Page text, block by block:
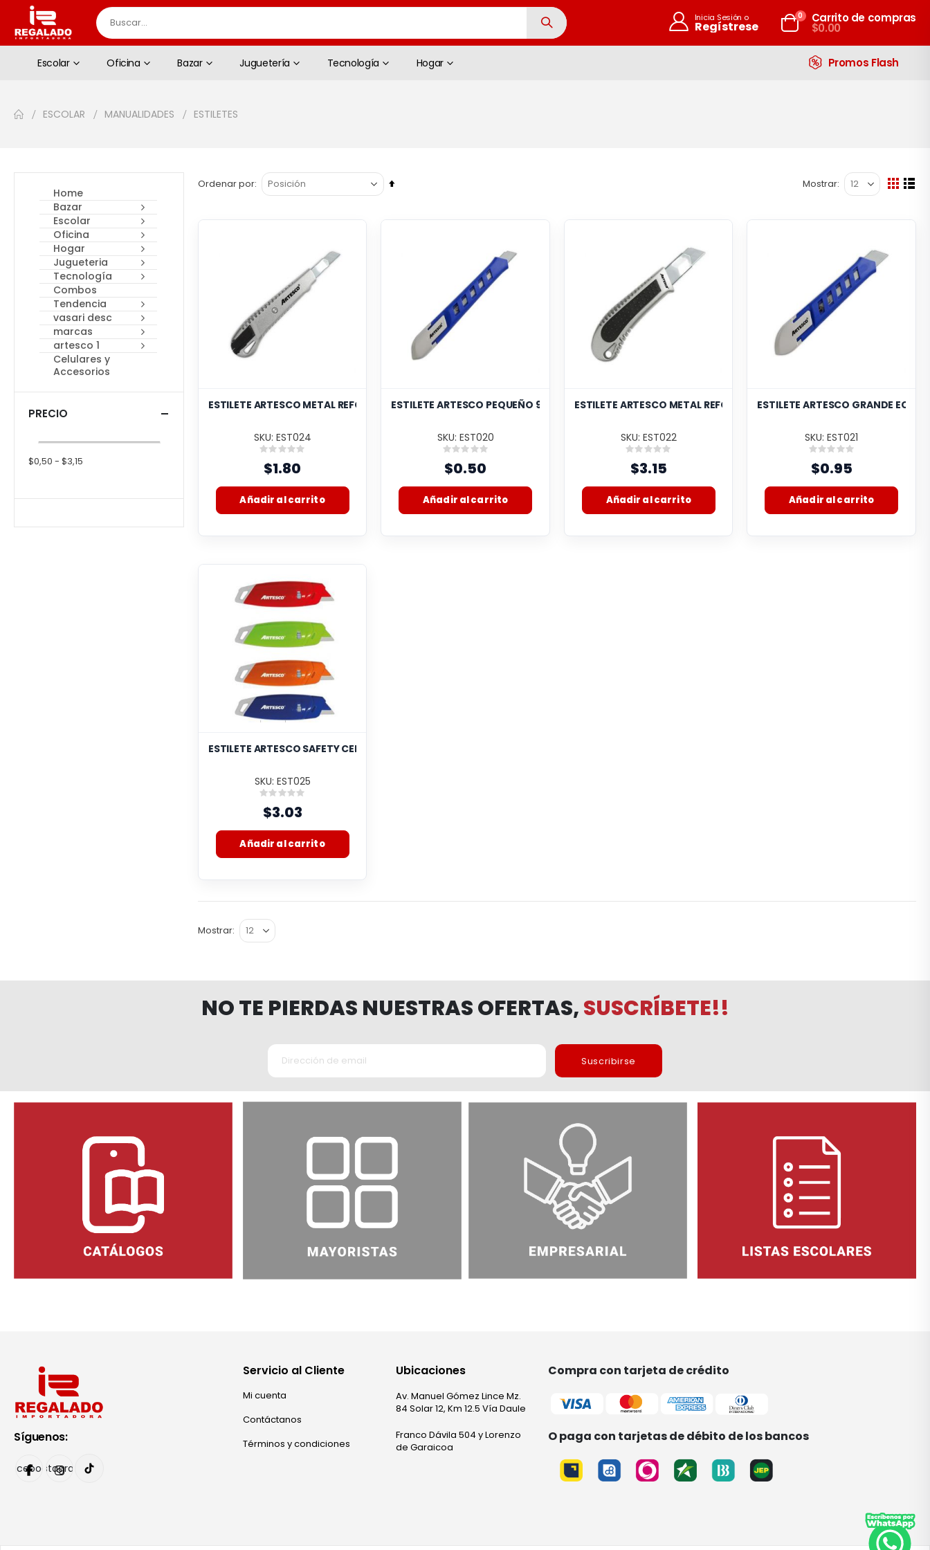
Inicia Sesión o
Regístrese Carrito
0artículos
Carrito de compras
$0.00
Escolar Oficina Bazar Juguetería Tecnología Hogar Promos Flash
ESCOLAR MANUALIDADES ESTILETES
Ordenar por
Fijar
Mostrar
Ver
ESTILETE ARTESCO METAL REFORZADO 9MM SX96
SKU: EST024
Rating:
0%
$1.80
Añadir al carrito
ESTILETE ARTESCO PEQUEÑO 9MM SX63N
SKU: EST020
Rating:
0%
$0.50
Añadir al carrito
ESTILETE ARTESCO METAL REFORZADO 18MM SX98
SKU: EST022
Rating:
0%
$3.15
Añadir al carrito
ESTILETE ARTESCO GRANDE ECO
SKU: EST021
Rating:
0%
$0.95
Añadir al carrito
ESTILETE ARTESCO SAFETY CERAMICA
SKU: EST025
Rating:
0%
$3.03
Añadir al carrito
Mostrar
Home
Bazar
Escolar
Oficina
Hogar
Jugueteria
Tecnología
Combos
Tendencia
vasari desc
marcas
artesco 1
Celulares y
Accesorios
PRECIO
$0,50 - $3,15
NO TE PIERDAS NUESTRAS OFERTAS,SUSCRÍBETE!!
Suscribirse
Síguenos:
FacebookInstagram
Servicio al Cliente
Mi cuenta
Contáctanos
Términos y condiciones
Ubicaciones
Av. Manuel Gómez Lince Mz.
84 Solar 12, Km 12.5 Vía Daule
Franco Dávila 504 y Lorenzo
de Garaicoa
Compra con tarjeta de crédito
O paga con tarjetas de débito de los bancos